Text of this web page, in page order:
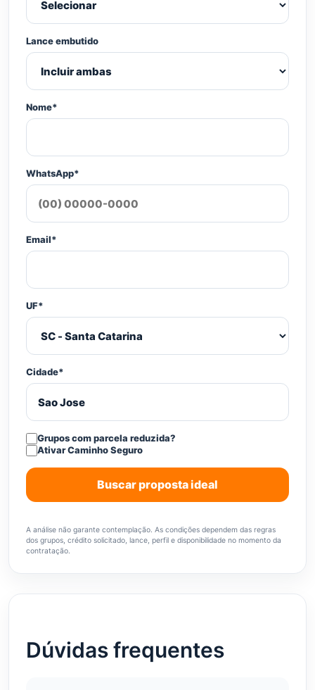
Lance embutido
Nome*
WhatsApp*
Email*
UF*
Cidade*
Grupos com parcela reduzida?
Ativar Caminho Seguro
Buscar proposta ideal
A análise não garante contemplação. As condições dependem das regras
dos grupos, crédito solicitado, lance, perfil e disponibilidade no momento da
contratação.
Dúvidas frequentes